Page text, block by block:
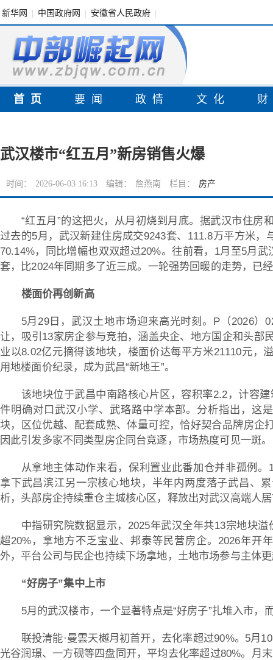
新华网 中国政府网 安徽省人民政府
首页 要闻 政情 文化
武汉楼市“红五月”新房销售火爆
时间： 2026-06-03 16:13 编辑： 詹燕南 栏目： 房产
“红五月”的这把火，从月初烧到月底。据武汉市住房
过去的5月，武汉新建住房成交9243套、111.8万平方米，
70.14%，同比增幅也双双超过20%。往前看，1月至5月
套，比2024年同期多了近三成。一轮强势回暖的走势，已
楼面价再创新高
5月29日，武汉土地市场迎来高光时刻。P（2026）
让，吸引13家房企参与竞拍，涵盖央企、地方国企和头部
业以8.02亿元摘得该地块，楼面价达每平方米21110元，
用地楼面价纪录，成为武昌“新地王”。
该地块位于武昌中南路核心片区，容积率2.2，计容
件明确对口武汉小学、武珞路中学本部。分析指出，这
块，区位优越、配套成熟、体量可控，恰好契合品牌房企
因此引发多家不同类型房企同台竞逐，市场热度可见一斑。
从拿地主体动作来看，保利置业此番加仓并非孤例。
拿下武昌滨江另一宗核心地块，半年内两度落子武昌、
析，头部房企持续重仓主城核心区，释放出对武汉高端人
中指研究院数据显示，2025年武汉全年共13宗地块
超20%，拿地方不乏宝业、邦泰等民营房企。2026年开
外，平台公司与民企也持续下场拿地，土地市场参与主体
“好房子”集中上市
5月的武汉楼市，一个显著特点是“好房子”扎堆入市，
联投清能·曼雲天樾月初首开，去化率超过90%。5月
光谷润璟、一方砚等四盘同开，平均去化率超过80%。月